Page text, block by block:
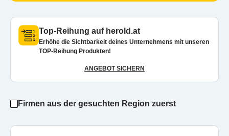
Top-Reihung auf herold.at
Erhöhe die Sichtbarkeit deines Unternehmens mit unseren
TOP-Reihung Produkten!
ANGEBOT SICHERN
Firmen aus der gesuchten Region zuerst